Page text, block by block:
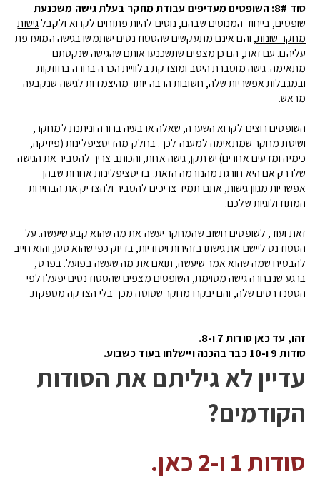
סוד 8#: השופטים מעדיפים עבודת מחקר בעלת גישה משכנעת
שופטים, בייחוד המנוסים שבהם, נוטים להיות פתוחים לקרוא ולקבלגישות
מחקר שונות, והם אינם מתעקשים שהסטודנטים ישתמשו בגישה המועדפת
עליהם. עם זאת, הם כן מצפים שתשכנעו אותם שהגישה שנקטתם
מתאימה. גישה מוסברת היטב ומוצדקת בלוויית הכרה ברורה בחוזקות
ובמגבלות אפשריות שלה, חשובות הרבה יותר מהיצמדות לגישה שנקבעה
מראש.
השופטים רוצים לקרוא השערה, שאלה או בעיה ברורה וניתנת למחקר,
ושיטת מחקר שמתאימה למענה לכך. בחלק מהדיסציפלינות (פיזיקה,
כימיה ומדעים אחרים) יש תקן, גישה אחת, והכותב צריך להסביר את הגישה
שלו רק אם היא חורגת מהנורמה הזאת. בדיסציפלינות אחרות שבהן
אפשריות מגוון גישות, אתם תמיד צריכים להסביר ולהצדיק את הבחירות
המתודולוגיות שלכם.
זאת ועוד, לשופטים חשוב שהמחקר יעשה את מה שהוא קבע שיעשה. על
הסטודנט ליישם את גישתו בזהירות ויסודיות, בדיוק כפי שהוא טען, והוא חייב
להבטיח שמה שהוא אמר שיעשה, תואם את מה שעשה בפועל. בפרט,
ברגע שנבחרה גישה מסוימת, השופטים מצפים שהסטודנטים יפעלו לפי
הסטנדרטים שלה, והם יבקרו מחקר שסוטה מכך בלי הצדקה מספקת.
זהו, עד כאן סודות 7 ו-8.
סודות 9 ו-10 כבר בהכנה ויישלחו בעוד כשבוע.
עדיין לא גיליתם את הסודות
הקודמים?
סודות 1 ו-2 כאן.